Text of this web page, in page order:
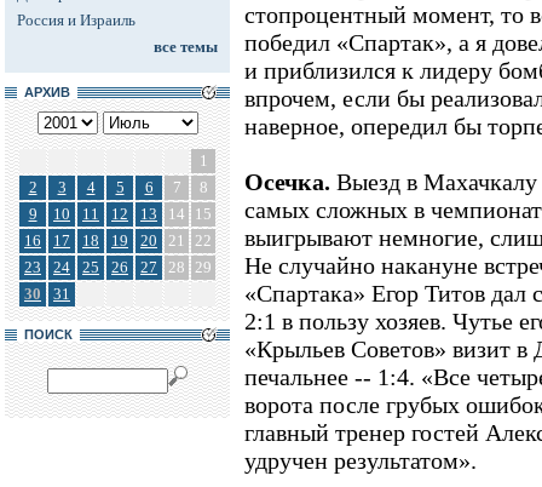
Россия и Израиль
все темы
АРХИВ
1
2
3 4 5 6 7
8
9
10 11 12 13 14
15
16
17 18 19 20 21
22
23
24 25 26 27 28 29
30
31
ПОИСК
стопроцентный момент, то
победил «Спартак», а я
и приблизился к лидеру
впрочем, если бы
наверное, опередил бы
Осечка. Выезд в Махачкалу
самых сложных в
выигрывают немногие,
Не случайно накануне
«Спартака» Егор Титов дал
2:1 в пользу хозяев. Чутье
«Крыльев Советов» визит в
печальнее -- 1:4. «Все
ворота после грубых
главный тренер гостей
удручен результатом».